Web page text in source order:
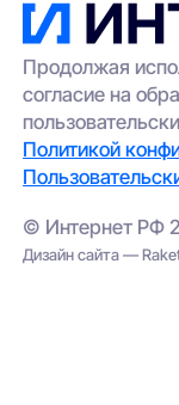
Продолжая
согласие на
Политикой
© Интернет РФ
Дизайн сайта —